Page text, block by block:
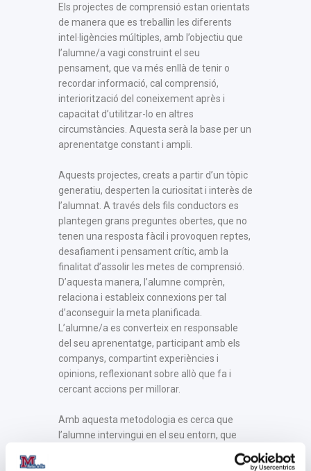
Els projectes de comprensió estan orientats
de manera que es treballin les diferents
intel·ligències múltiples, amb l’objectiu que
l’alumne/a vagi construint el seu
pensament, que va més enllà de tenir o
recordar informació, cal comprensió,
interiorització del coneixement après i
capacitat d’utilitzar-lo en altres
circumstàncies. Aquesta serà la base per un
aprenentatge constant i ampli.
Aquests projectes, creats a partir d’un tòpic
generatiu, desperten la curiositat i interès de
l’alumnat. A través dels fils conductors es
plantegen grans preguntes obertes, que no
tenen una resposta fàcil i provoquen reptes,
desafiament i pensament crític, amb la
finalitat d’assolir les metes de comprensió.
D’aquesta manera, l’alumne comprèn,
relaciona i estableix connexions per tal
d’aconseguir la meta planificada.
L’alumne/a es converteix en responsable
del seu aprenentatge, participant amb els
companys, compartint experiències i
opinions, reflexionant sobre allò que fa i
cercant accions per millorar.
Amb aquesta metodologia es cerca que
l’alumne intervingui en el seu entorn, que